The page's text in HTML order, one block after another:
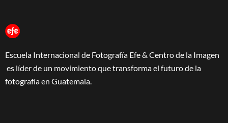
Escuela Internacional de Fotografía Efe & Centro de la Imagen
es líder de un movimiento que transforma el futuro de la
fotografía en Guatemala.